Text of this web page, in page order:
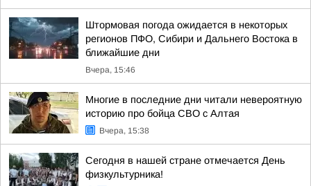
Штормовая погода ожидается в некоторых
регионов ПФО, Сибири и Дальнего Востока в
ближайшие дни
Вчера, 15:46
Многие в последние дни читали невероятную
историю про бойца СВО с Алтая
Вчера, 15:38
Сегодня в нашей стране отмечается День
физкультурника!